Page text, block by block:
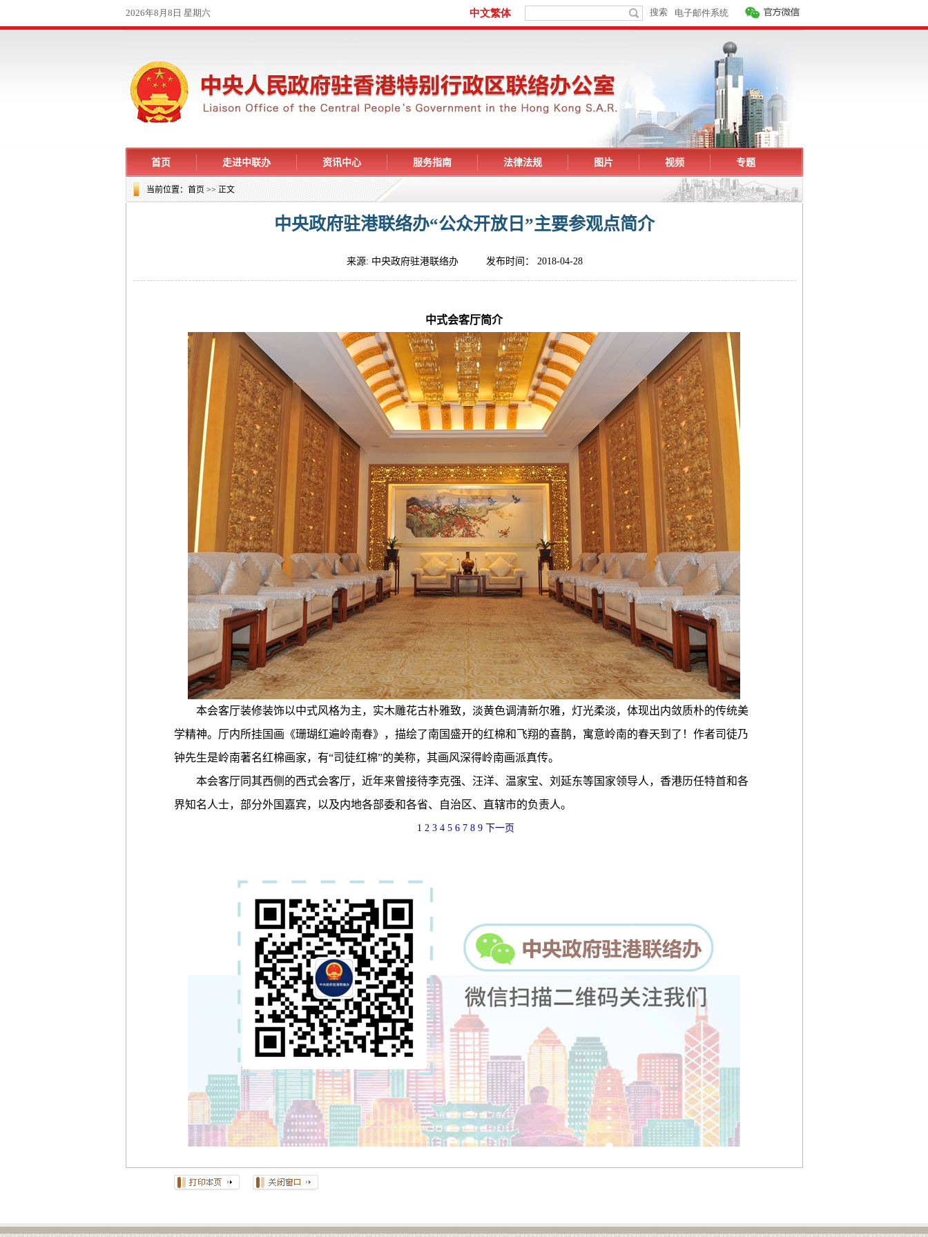
首页 走进中联办 资讯中心 服务指南 法律法规 图片 视频 专题
当前位置：首页>> 正文
中央政府驻港联络办“公众开放日”主要参观点简介
来源: 中央政府驻港联络办 发布时间： 2018-04-28
中式会客厅简介
本会客厅装修装饰以中式风格为主，实木雕花古朴雅致，淡黄色调清新尔雅，灯光柔淡，体现出内敛质朴的传统美
学精神。厅内所挂国画《珊瑚红遍岭南春》，描绘了南国盛开的红棉和飞翔的喜鹊，寓意岭南的春天到了！作者司徒乃
钟先生是岭南著名红棉画家，有“司徒红棉”的美称，其画风深得岭南画派真传。
本会客厅同其西侧的西式会客厅，近年来曾接待李克强、汪洋、温家宝、刘延东等国家领导人，香港历任特首和各
界知名人士，部分外国嘉宾，以及内地各部委和各省、自治区、直辖市的负责人。
1 2 3 4 5 6 7 8 9 下一页